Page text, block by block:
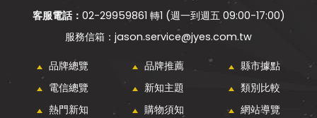
客服電話： 02-29959861 轉1 (週一到週五 09:00-17:00)
jason.service@jyes.com.tw
品牌總覽 品牌推薦
縣市據點
電信總覽
新知主題
類別比較
熱門新知
購物須知 網站導覽